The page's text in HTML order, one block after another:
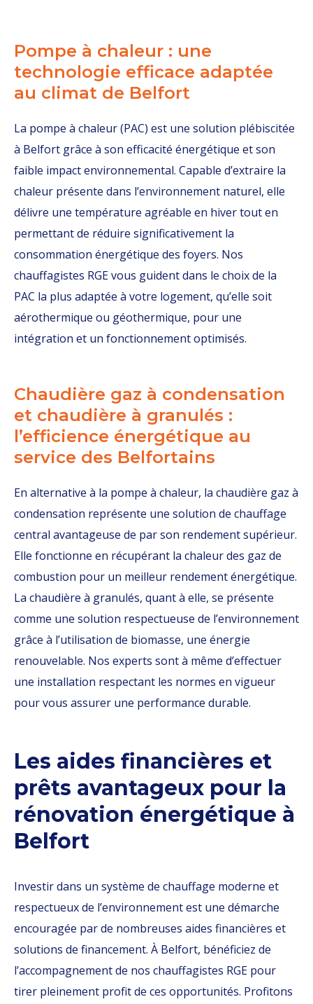
Pompe à chaleur : une
technologie efficace adaptée
au climat de Belfort
La pompe à chaleur (PAC) est une solution plébiscitée
à Belfort grâce à son efficacité énergétique et son
faible impact environnemental. Capable d’extraire la
chaleur présente dans l’environnement naturel, elle
délivre une température agréable en hiver tout en
permettant de réduire significativement la
consommation énergétique des foyers. Nos
chauffagistes RGE vous guident dans le choix de la
PAC la plus adaptée à votre logement, qu’elle soit
aérothermique ou géothermique, pour une
intégration et un fonctionnement optimisés.
Chaudière gaz à condensation
et chaudière à granulés :
l’efficience énergétique au
service des Belfortains
En alternative à la pompe à chaleur, la chaudière gaz à
condensation représente une solution de chauffage
central avantageuse de par son rendement supérieur.
Elle fonctionne en récupérant la chaleur des gaz de
combustion pour un meilleur rendement énergétique.
La chaudière à granulés, quant à elle, se présente
comme une solution respectueuse de l’environnement
grâce à l’utilisation de biomasse, une énergie
renouvelable. Nos experts sont à même d’effectuer
une installation respectant les normes en vigueur
pour vous assurer une performance durable.
Les aides financières et
prêts avantageux pour la
rénovation énergétique à
Belfort
Investir dans un système de chauffage moderne et
respectueux de l’environnement est une démarche
encouragée par de nombreuses aides financières et
solutions de financement. À Belfort, bénéficiez de
l’accompagnement de nos chauffagistes RGE pour
tirer pleinement profit de ces opportunités. Profitons